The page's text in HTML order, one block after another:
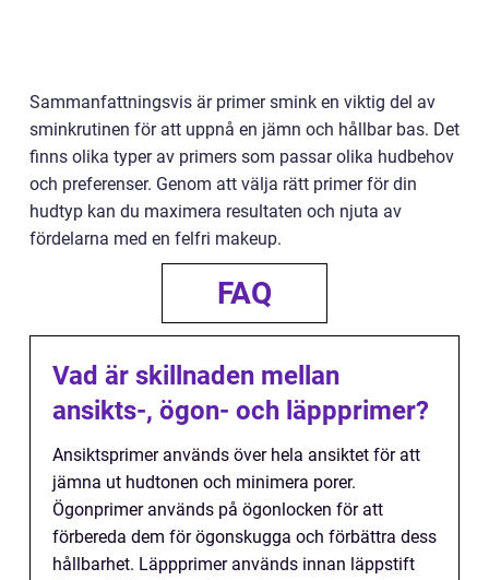
Sammanfattningsvis är primer smink en viktig del av
sminkrutinen för att uppnå en jämn och hållbar bas. Det
finns olika typer av primers som passar olika hudbehov
och preferenser. Genom att välja rätt primer för din
hudtyp kan du maximera resultaten och njuta av
fördelarna med en felfri makeup.
FAQ
Vad är skillnaden mellan
ansikts-, ögon- och läppprimer?
Ansiktsprimer används över hela ansiktet för att
jämna ut hudtonen och minimera porer.
Ögonprimer används på ögonlocken för att
förbereda dem för ögonskugga och förbättra dess
hållbarhet. Läppprimer används innan läppstift